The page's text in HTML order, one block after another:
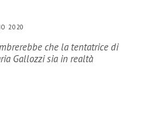
2020
che la tentatrice di
Gallozzi sia in realtà